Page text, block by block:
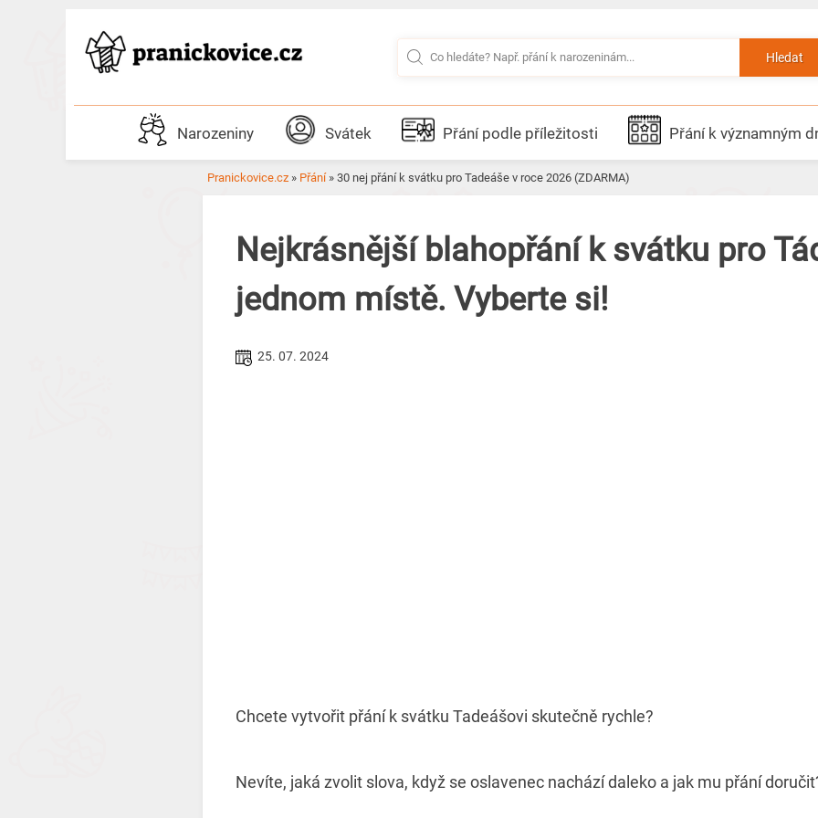
Hledat
Narozeniny Svátek Přání podle příležitosti Přání k významným
Pranickovice.cz » Přání» 30 nej přání k svátku pro Tadeáše v roce 2026 (ZDARMA)
Nejkrásnější blahopřání k svátku pro
jednom místě. Vyberte si!
25. 07. 2024
Chcete vytvořit přání k svátku Tadeášovi skutečně rychle?
Nevíte, jaká zvolit slova, když se oslavenec nachází daleko a jak mu přání